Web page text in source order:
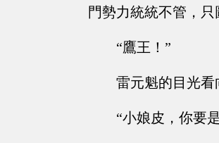
門勢力統統不管，
“鷹王！”
雷元魁的目光
“小娘皮，你要